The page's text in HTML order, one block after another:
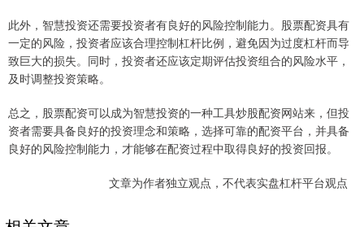
此外，智慧投资还需要投资者有良好的风险控制能力。股票配资具有
一定的风险，投资者应该合理控制杠杆比例，避免因为过度杠杆而导
致巨大的损失。同时，投资者还应该定期评估投资组合的风险水平，
及时调整投资策略。
总之，股票配资可以成为智慧投资的一种工具炒股配资网站来，但投
资者需要具备良好的投资理念和策略，选择可靠的配资平台，并具备
良好的风险控制能力，才能够在配资过程中取得良好的投资回报。
文章为作者独立观点，不代表实盘杠杆平台观点